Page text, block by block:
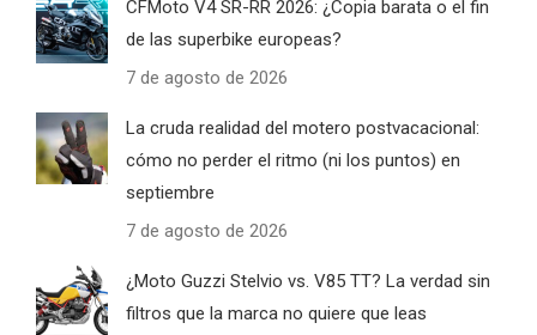
CFMoto V4 SR-RR 2026: ¿Copia barata o el fin
de las superbike europeas?
7 de agosto de 2026
La cruda realidad del motero postvacacional:
cómo no perder el ritmo (ni los puntos) en
septiembre
7 de agosto de 2026
¿Moto Guzzi Stelvio vs. V85 TT? La verdad sin
filtros que la marca no quiere que leas